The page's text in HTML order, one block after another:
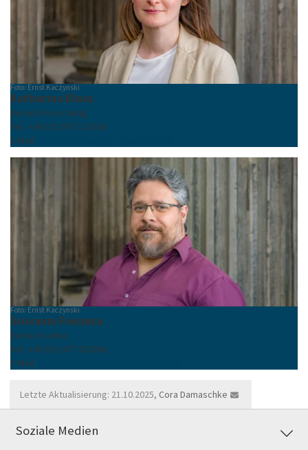
Foto: Ernst Kaczynski
Katharina Kloss
Bereich Forschung
Tel.: +49 331 977 113180
E-Mail:
Foto: Ernst Kaczynski
Giovanni Fonseca
Bereich Lehre
Tel.: +49 331-977-153041
E-Mail:
Letzte Aktualisierung: 21.10.2025, Cora Damaschke
Soziale Medien